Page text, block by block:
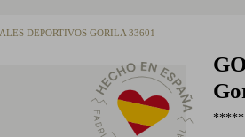
DEPORTIVOS GORILA 33601
*****